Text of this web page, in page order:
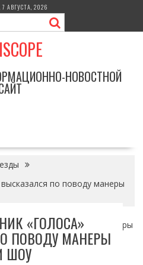
АВГУСТА, 2026
НОВОСТНОЙ
по поводу манеры
«ГОЛОСА»
ПОВОДУ МАНЕРЫ
ШОУ